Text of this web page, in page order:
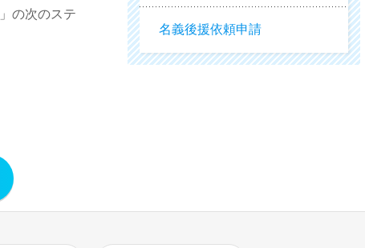
の次のステ
名義後援依頼申請